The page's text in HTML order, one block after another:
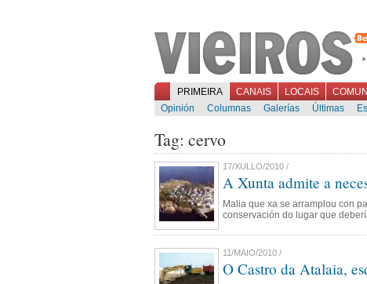
PRIMEIRA CANAIS LOCAIS
Opinión
Columnas Galerías Últimas
Tag: cervo
17/XULLO/2010 /
A Xunta admite a
Malia que xa se arramplou con
conservación do lugar que
11/MAIO/2010 /
O Castro da Atalaia,